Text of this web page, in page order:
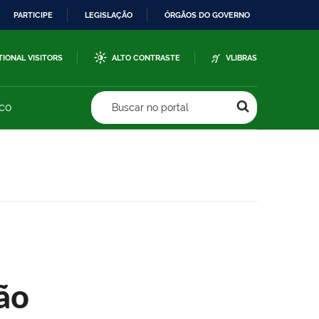
PARTICIPE LEGISLAÇÃO ÓRGÃOS DO GOVERNO
VISITORS ALTO CONTRASTE VLIBRAS
Buscar no portal